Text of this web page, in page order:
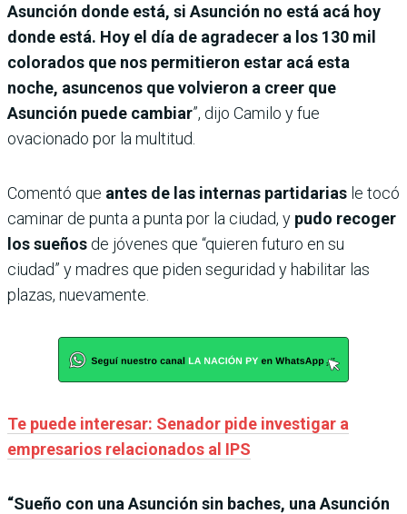
Asunción donde está, si Asunción no está acá hoy
donde está. Hoy el día de agradecer a los 130 mil
colorados que nos permitieron estar acá esta
noche, asuncenos que volvieron a creer que
Asunción puede cambiar”, dijo Camilo y fue
ovacionado por la multitud.
Comentó que antes de las internas partidarias le tocó
caminar de punta a punta por la ciudad, y pudo recoger
los sueños de jóvenes que “quieren futuro en su
ciudad” y madres que piden seguridad y habilitar las
plazas, nuevamente.
Te puede interesar: Senador pide investigar a
empresarios relacionados al IPS
“Sueño con una Asunción sin baches, una Asunción